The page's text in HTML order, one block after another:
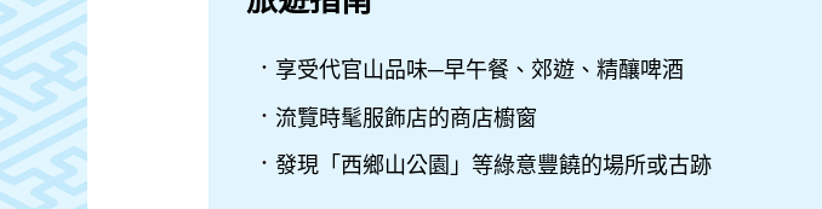
享受代官山品味─早午餐、郊遊、精釀啤酒
流覽時髦服飾店的商店櫥窗
發現「西鄉山公園」等綠意豐饒的場所或古跡